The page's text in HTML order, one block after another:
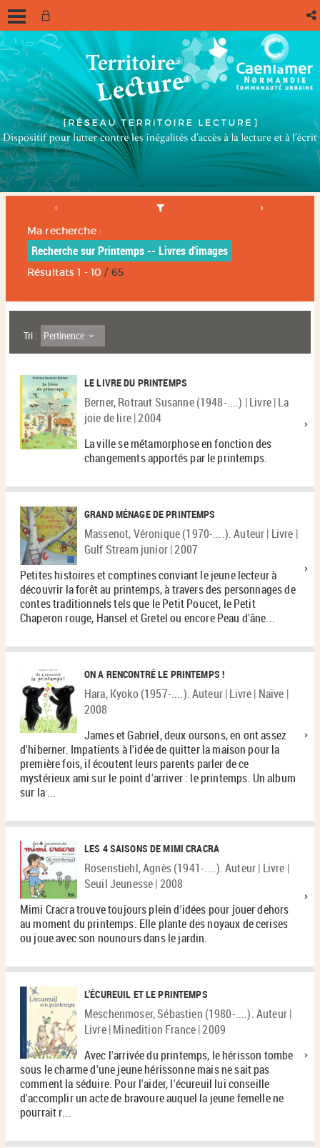
Ma recherche :
Recherche sur Printemps -- Livres d'images
Résultats1 - 10 / 65
Tri : Pertinence
LE LIVRE DU PRINTEMPS
Berner, Rotraut Susanne (1948-....) | Livre | La
joie de lire | 2004
La ville se métamorphose en fonction des
changements apportés par le printemps.
GRAND MÉNAGE DE PRINTEMPS
Massenot, Véronique (1970-....). Auteur | Livre |
Gulf Stream junior | 2007
Petites histoires et comptines conviant le jeune lecteur à
découvrir la forêt au printemps, à travers des personnages de
contes traditionnels tels que le Petit Poucet, le Petit
Chaperon rouge, Hansel et Gretel ou encore Peau d'âne...
ON A RENCONTRÉ LE PRINTEMPS !
Hara, Kyoko (1957-....). Auteur | Livre | Naïve |
2008
James et Gabriel, deux oursons, en ont assez
d'hiberner. Impatients à l'idée de quitter la maison pour la
première fois, il écoutent leurs parents parler de ce
mystérieux ami sur le point d'arriver : le printemps. Un album
sur la ...
LES 4 SAISONS DE MIMI CRACRA
Rosenstiehl, Agnès (1941-....). Auteur | Livre |
Seuil Jeunesse | 2008
Mimi Cracra trouve toujours plein d'idées pour jouer dehors
au moment du printemps. Elle plante des noyaux de cerises
ou joue avec son nounours dans le jardin.
L'ÉCUREUIL ET LE PRINTEMPS
Meschenmoser, Sébastien (1980-....). Auteur |
Livre | Minedition France | 2009
Avec l'arrivée du printemps, le hérisson tombe
sous le charme d'une jeune hérissonne mais ne sait pas
comment la séduire. Pour l'aider, l'écureuil lui conseille
d'accomplir un acte de bravoure auquel la jeune femelle ne
pourrait r...